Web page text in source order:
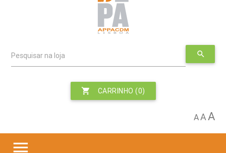
Pesquisar na loja search
CARRINHO (0)
shopping_cart
AAA
menu